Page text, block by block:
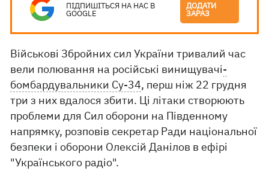
ПІДПИШІТЬСЯ НА НАС В
GOOGLE
ДОДАТИ
ЗАРАЗ
Військові Збройних сил України тривалий час
вели полювання на російські винищувачі-
бомбардувальники Су-34, перш ніж 22 грудня
три з них вдалося збити. Ці літаки створюють
проблеми для Сил оборони на Південному
напрямку, розповів секретар Ради національної
безпеки і оборони Олексій Данілов в ефірі
"Українського радіо".